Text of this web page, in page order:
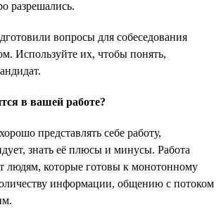
разрешались.
вопросы для собеседования
Используйте их, чтобы понять,
в вашей работе?
представлять себе работу,
знать её плюсы и минусы. Работа
людям, которые готовы к монотонному
информации, общению с потоком